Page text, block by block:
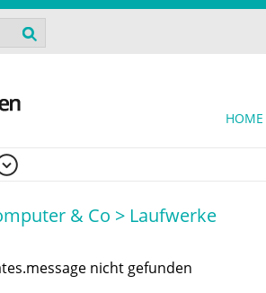
HOME
& Co > Laufwerke
nicht gefunden